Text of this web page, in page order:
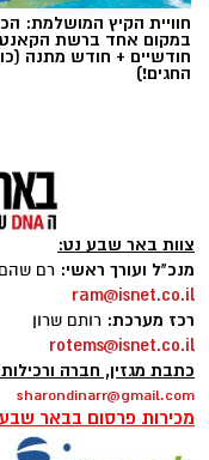
משרדים למכירה>>>
להורדת
חוויית הקיץ המושלמת:
במקום אחד ברשת
חודשיים + חודש מתנה
החגים!)
צוות באר שבע נט:
מנכ"ל ועורך ראשי: רם שהם
ram@isnet.co.il
רכז מערכת: רותם שרון
rotems@isnet.co.il
כתבת מגזין, חברה
sharondinarr@gmail.com
מכירות פרסום בבאר